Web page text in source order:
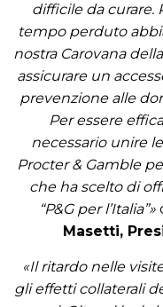
difficile da curare.
tempo perduto
nostra Carovana
assicurare un
prevenzione alle
Per essere
necessario unire
Procter & Gamble
che ha scelto di
“P&G per l’Italia”»
Masetti,
«Il ritardo nelle
gli effetti collaterali